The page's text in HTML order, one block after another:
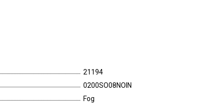
21194
0200SO08NOIN
Fog